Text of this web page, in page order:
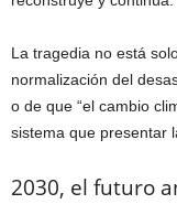
La tragedia no está
normalización del
o de que “el cambio
sistema que presentar
2030, el futuro